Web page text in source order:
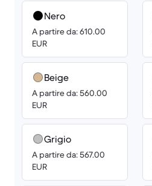
Nero
A partire da: 610.00
EUR
Beige
A partire da: 560.00
EUR
Grigio
A partire da: 567.00
EUR